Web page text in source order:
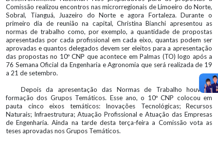
Comissão realizou encontros nas microrregionais de Limoeiro do Norte,
Sobral, Tianguá, Juazeiro do Norte e agora Fortaleza. Durante o
primeiro dia de reunião na capital, Christina Bianchi apresentou as
normas de trabalho como, por exemplo, a quantidade de propostas
apresentadas por cada profissional em cada eixo, quantas podem ser
aprovadas e quantos delegados devem ser eleitos para a apresentação
das propostas no 10º CNP que acontece em Palmas (TO) logo após a
76 Semana Oficial da Engenharia e Agronomia que será realizada de 19
a 21 de setembro.
Depois da apresentação das Normas de Trabalho houve a
formação dos Grupos Temáticos. Esse ano, o 10º CNP colocou em
pauta cinco eixos temáticos: Inovações Tecnológicas; Recursos
Naturais; Infraestrutura; Atuação Profissional e Atuação das Empresas
de Engenharia. Ainda na tarde desta terça-feira a Comissão vota as
teses aprovadas nos Grupos Temáticos.